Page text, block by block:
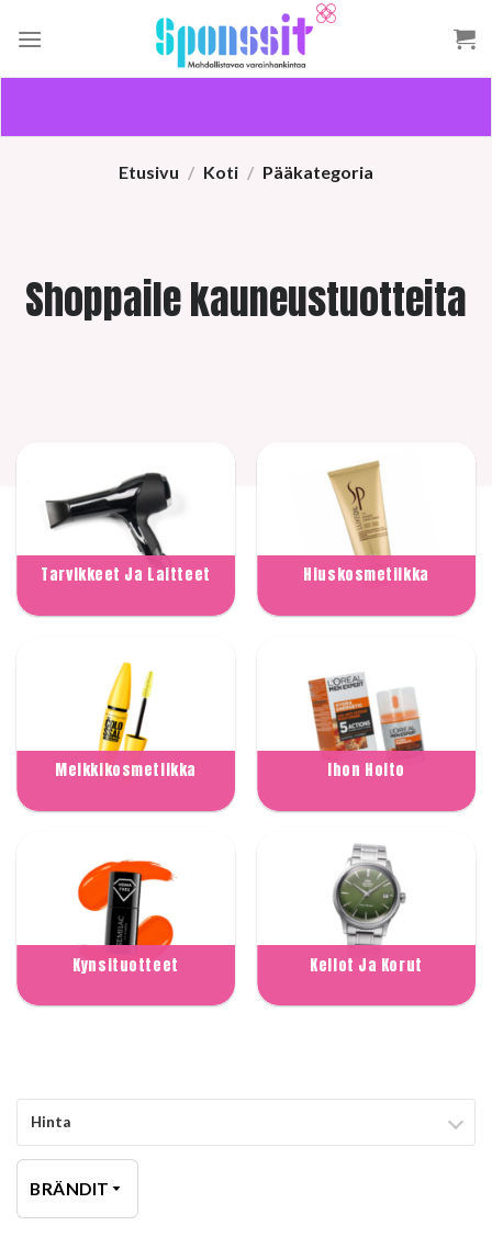
Etusivu / Koti / Pääkategoria
Shoppaile kauneustuotteita
Tarvikkeet Ja Laitteet Hiuskosmetiikka
Meikkikosmetiikka Ihon Hoito
Kynsituotteet Kellot Ja Korut
Hinta
BRÄNDIT